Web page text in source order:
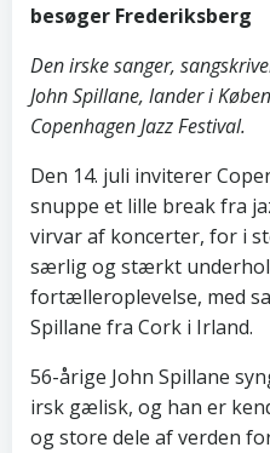
besøger Frederiksberg
Den irske sanger,
John Spillane, lander i
Copenhagen Jazz Festival.
Den 14. juli inviterer
snuppe et lille break fra
virvar af koncerter, for i
særlig og stærkt
fortælleroplevelse, med
Spillane fra Cork i Irland.
56-årige John Spillane
irsk gælisk, og han er
og store dele af verden